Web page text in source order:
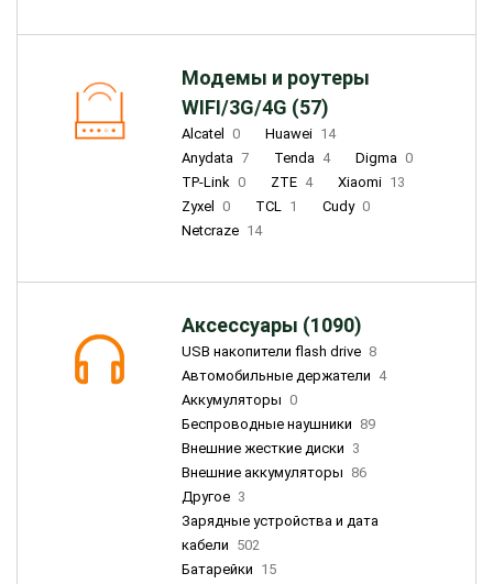
Модемы и роутеры
WIFI/3G/4G (57)
Alcatel 0 Huawei 14
Anydata 7 Tenda 4 Digma 0
TP-Link 0 ZTE 4 Xiaomi 13
Zyxel
0 TCL 1 Cudy 0
Netcraze 14
Аксессуары (1090)
USB накопители flash drive 8
Автомобильные держатели 4
Аккумуляторы 0
Беспроводные наушники 89
Внешние жесткие диски 3
Внешние аккумуляторы 86
Другое 3
Зарядные устройства и дата
кабели 502
Батарейки 15